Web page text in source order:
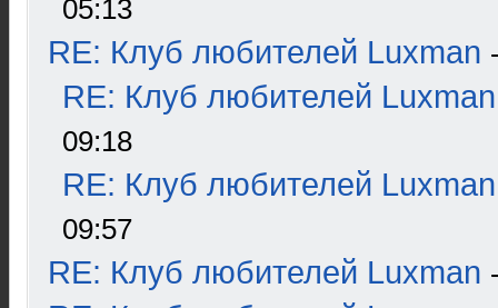
05:13
RE: Клуб любителей Luxman
RE: Клуб любителей Luxman
09:18
RE: Клуб любителей Luxman
09:57
RE: Клуб любителей Luxman